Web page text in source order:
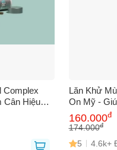
Complex
Cân Hiệu
Cường
Tự
Lăn Khử
On Mỹ -
Dưới Cánh
Nhiên,
160.000đ
174.000đ
5 4.6k+